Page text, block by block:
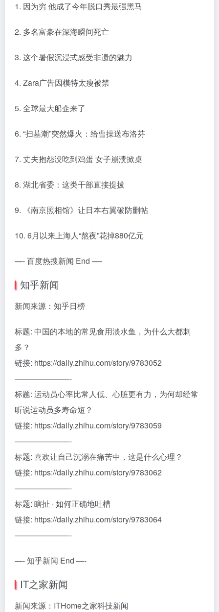
1. 因为穷 他成了今年脱口秀最强黑马
2. 多名富豪在深海瞬间死亡
3. 这个暑假沉浸式感受非遗的魅力
4. Zara广告因模特太瘦被禁
5. 全球最大船企来了
6. “扫墓潮”突然爆火：给曹操送布洛芬
7. 丈夫抱怨没吃到鸡蛋 女子崩溃掀桌
8. 湖北省委：这类干部直接提拔
9. 《南京照相馆》让日本右翼破防删帖
10. 6月以来上海人“熬夜”花掉880亿元
—- 百度热搜新闻 End —-
知乎新闻
新闻来源：知乎日榜
标题: 中国的本地的常见食用淡水鱼，为什么大都刺
多？
链接: https://daily.zhihu.com/story/9783052
———————-
标题: 运动员心率比常人低、心脏更有力，为何却经常
听说运动员多寿命短？
链接: https://daily.zhihu.com/story/9783059
———————-
标题: 喜欢让自己沉溺在痛苦中，这是什么心理？
链接: https://daily.zhihu.com/story/9783062
———————-
标题: 瞎扯 · 如何正确地吐槽
链接: https://daily.zhihu.com/story/9783064
———————-
—- 知乎新闻 End —-
IT之家新闻
新闻来源：ITHome之家科技新闻